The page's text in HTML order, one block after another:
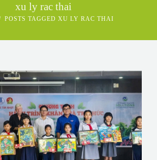
xu ly rac thai
POSTS TAGGED XU LY RAC THAI